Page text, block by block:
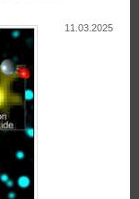
11.03.2025